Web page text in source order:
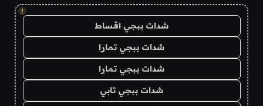
!
شدات ببجي اقساط
شدات ببجي تمارا
شدات ببجي تمارا
شدات ببجي تابي